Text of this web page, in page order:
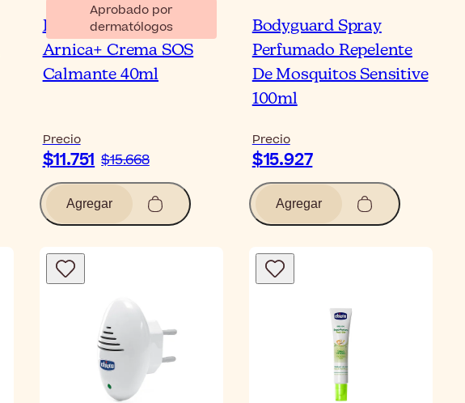
Aprobado por
dermatólogos
Bioderma Cicabio
Arnica+ Crema SOS
Calmante 40ml
Precio
$11.751 $15.668
Agregar
Bodyguard Spray
Perfumado Repelente
De Mosquitos Sensitive
100ml
Precio
$15.927
Agregar